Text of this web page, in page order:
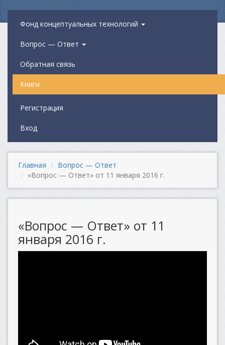
Фонд концептуальных технологий
Вопрос — Ответ
Обратная связь
Книги
Регистрация
Вход
Главная
Вопрос — Ответ
«Вопрос — Ответ» от 11 января 2016 г.
«Вопрос — Ответ» от 11
января 2016 г.